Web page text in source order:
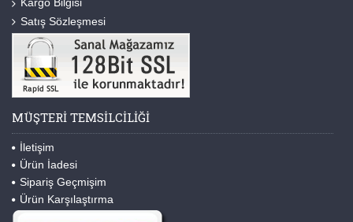
Kargo Bilgisi
Satış Sözleşmesi
MÜŞTERI TEMSILCILIĞI
İletişim
Ürün İadesi
Sipariş Geçmişim
Ürün Karşılaştırma